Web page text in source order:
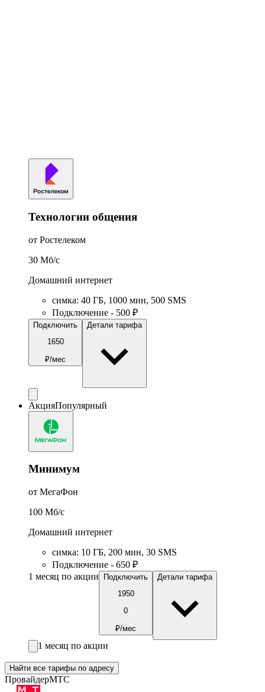
Технологии общения
от Ростелеком
30 Мб/c
Домашний интернет
симка: 40 ГБ, 1000 мин, 500 SMS
Подключение - 500 ₽
Подключить
1650
₽/мес
Детали тарифа
АкцияПопулярный
Минимум
от МегаФон
100 Мб/c
Домашний интернет
симка: 10 ГБ, 200 мин, 30 SMS
Подключение - 650 ₽
1 месяц по акции
Подключить
1950
0
₽/мес
Детали тарифа
1 месяц по акции
Найти все тарифы по адресу
ПровайдерМТС